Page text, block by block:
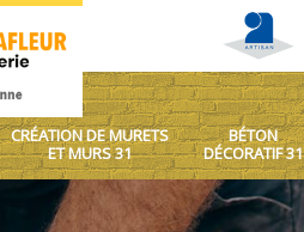
CRÉATION DE MURETS
ET MURS 31
BÉTON
DÉCORATIF 31